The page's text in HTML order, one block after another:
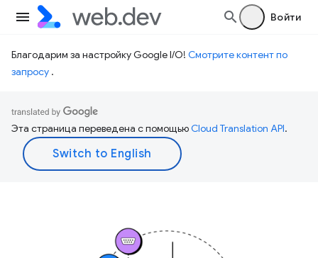
Войти
Благодарим за настройку Google I/O! Смотрите контент по
запросу .
Эта страница переведена с помощьюCloud Translation API.